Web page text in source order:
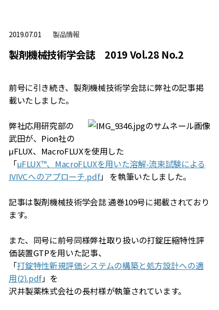
2019.07.01 製品情報
製剤機械技術学会誌 2019 Vol.28 No.2
前号に引き続き、製剤機械技術学会誌に弊社の記事掲
載いたしました。
弊社応用研究部の
武田が、Pion社の
μFLUX、MacroFLUXを使用した
「μFLUX™、MacroFLUXを用いた溶解-流束試験による
IVIVCへのアプローチ.pdf」 を執筆いたしました。
記事は製剤機械技術学会誌 通巻109号に掲載されており
ます。
また、同号に前号同様弊社取り扱いの打錠圧縮特性評
価装置GTPを用いた記事、
「打錠特性新規評価システムの構築と処方設計への適
用(2).pdf」を
沢井製薬株式会社の長村様が執筆されています。